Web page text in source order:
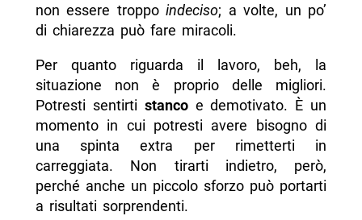
non essere troppoindeciso; a volte, un po’
di chiarezza può fare miracoli.
Per quanto riguarda il lavoro, beh, la
situazione non è proprio delle migliori.
Potresti sentirti stancoe demotivato. È un
momento in cui potresti avere bisogno di
una spinta extra per rimetterti in
carreggiata. Non tirarti indietro, però,
perché anche un piccolo sforzo può portarti
a risultati sorprendenti.